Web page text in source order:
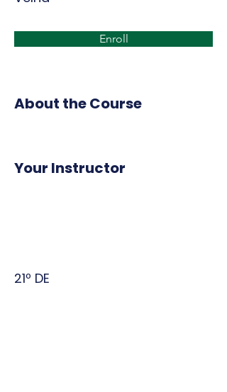
Enroll
About the Course
Your Instructor
21º DE